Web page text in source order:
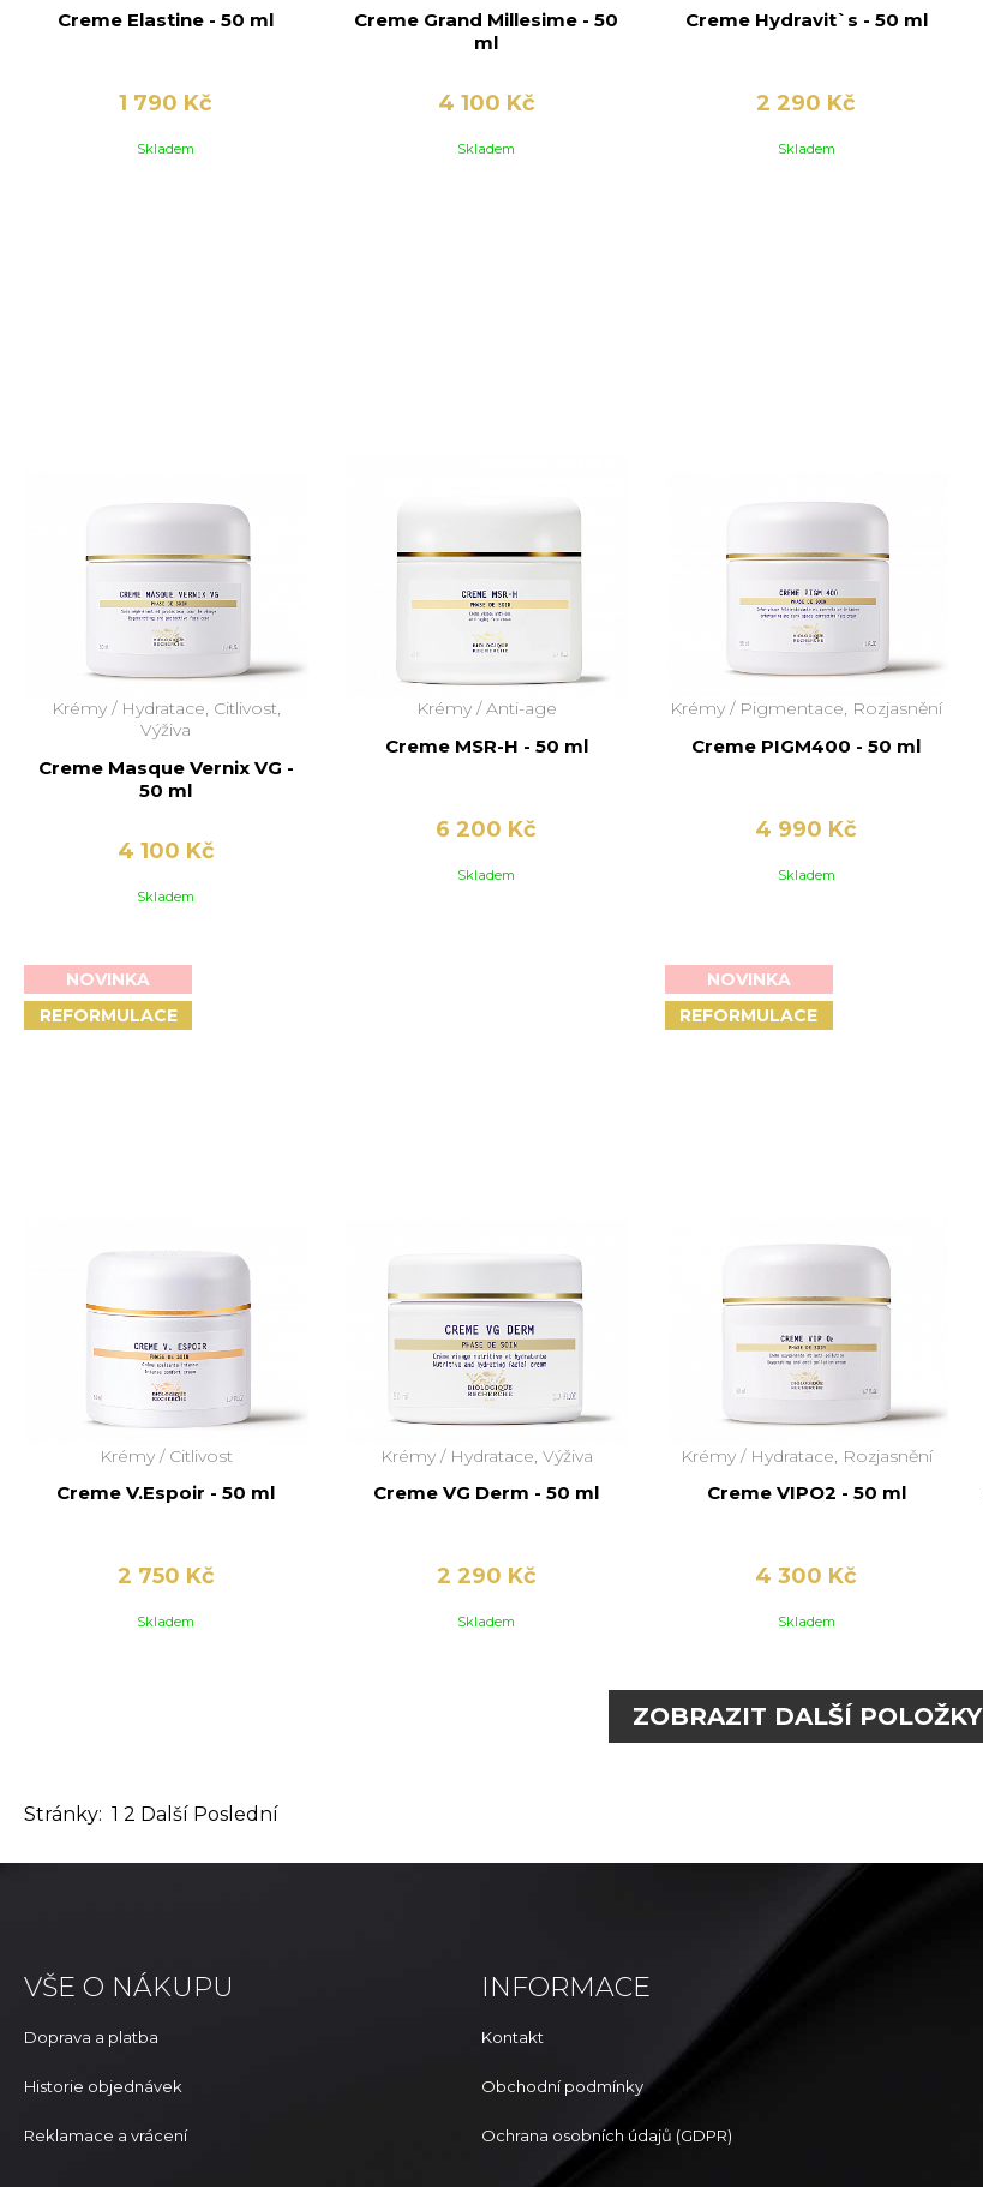
Creme Elastine - 50 ml
1 790 Kč
Skladem
Creme Grand Millesime - 50
ml
4 100 Kč
Skladem
Creme Hydravit`s - 50 ml
2 290 Kč
Skladem
Krémy / Hydratace, Citlivost,
Výživa
Creme Masque Vernix VG -
50 ml
4 100 Kč
Skladem
Krémy /Anti-age
Creme MSR-H - 50 ml
6 200 Kč
Skladem
Krémy / Pigmentace, Rozjasnění
Creme PIGM400 - 50 ml
4 990 Kč
Skladem
NOVINKA
REFORMULACE
Krémy / Citlivost
Creme V.Espoir - 50 ml
2 750 Kč
Skladem
Krémy / Hydratace, Výživa
Creme VG Derm - 50 ml
2 290 Kč
Skladem
NOVINKA
REFORMULACE
Krémy / Hydratace, Rozjasnění
Creme VIPO2 - 50 ml
4 300 Kč
Skladem
ZOBRAZIT DALŠÍ POLOŽKY
Stránky: 1 2 Další Poslední
VŠE O NÁKUPU
Doprava a platba
Historie objednávek
Reklamace a vrácení
INFORMACE
Kontakt
Obchodní podmínky
Ochrana osobních údajů (GDPR)